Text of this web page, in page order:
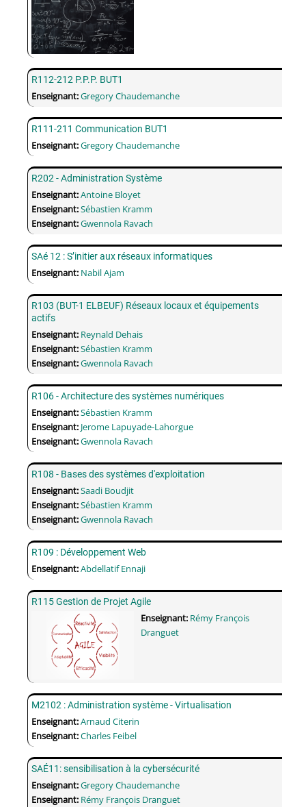
R112-212 P.P.P. BUT1
Enseignant:Gregory Chaudemanche
R111-211 Communication BUT1
Enseignant:Gregory Chaudemanche
R202 - Administration Système
Enseignant:Antoine Bloyet
Enseignant:Sébastien Kramm
Enseignant:Gwennola Ravach
SAé 12 : S’initier aux réseaux informatiques
Enseignant: Nabil Ajam
R103 (BUT-1 ELBEUF) Réseaux locaux et équipements
actifs
Enseignant: Reynald Dehais
Enseignant:Sébastien Kramm
Enseignant:Gwennola Ravach
R106 - Architecture des systèmes numériques
Enseignant:Sébastien Kramm
Enseignant: Jerome Lapuyade-Lahorgue
Enseignant:Gwennola Ravach
R108 - Bases des systèmes d'exploitation
Enseignant:Saadi Boudjit
Enseignant:Sébastien Kramm
Enseignant:Gwennola Ravach
R109 : Développement Web
Enseignant:Abdellatif Ennaji
R115 Gestion de Projet Agile
Enseignant: Rémy François
Dranguet
M2102 : Administration système - Virtualisation
Enseignant:Arnaud Citerin
Enseignant:Charles Feibel
SAÉ11: sensibilisation à la cybersécurité
Enseignant:Gregory Chaudemanche
Enseignant: Rémy François Dranguet